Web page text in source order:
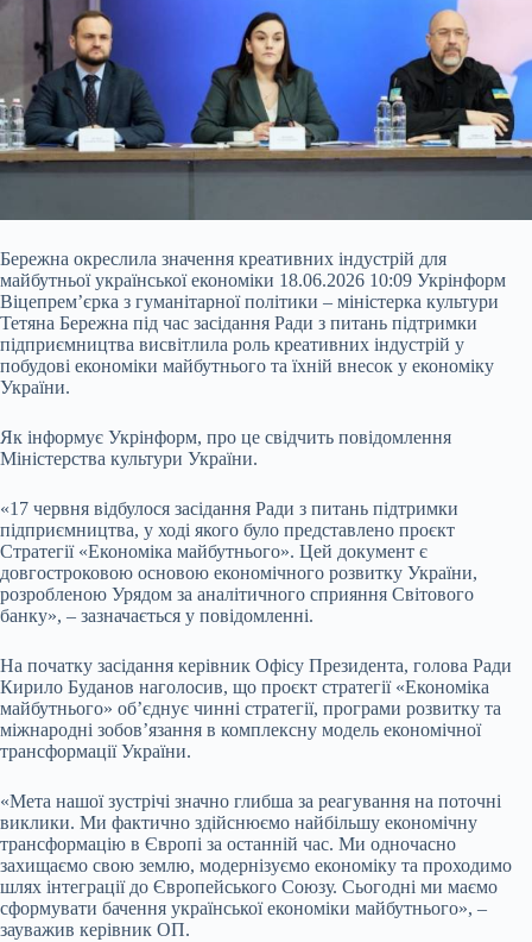
Бережна окреслила значення креативних індустрій для
майбутньої української економіки 18.06.2026 10:09 Укрінформ
Віцепрем’єрка з гуманітарної політики – міністерка культури
Тетяна Бережна під час засідання Ради з питань підтримки
підприємництва висвітлила роль креативних індустрій у
побудові економіки майбутнього та їхній внесок у економіку
України.
Як інформує Укрінформ, про це свідчить повідомлення
Міністерства культури України.
«17 червня відбулося засідання Ради з питань підтримки
підприємництва, у ході якого було представлено проєкт
Стратегії «Економіка майбутнього». Цей документ є
довгостроковою основою економічного розвитку України,
розробленою Урядом за аналітичного сприяння Світового
банку», – зазначається у повідомленні.
На початку засідання керівник Офісу Президента, голова Ради
Кирило Буданов наголосив, що проєкт стратегії «Економіка
майбутнього» об’єднує чинні стратегії, програми розвитку та
міжнародні зобов’язання в комплексну модель економічної
трансформації України.
«Мета нашої зустрічі значно глибша за реагування на поточні
виклики. Ми фактично здійснюємо найбільшу економічну
трансформацію в Європі за останній час. Ми одночасно
захищаємо свою землю, модернізуємо економіку та проходимо
шлях інтеграції до Європейського Союзу. Сьогодні ми маємо
сформувати бачення української економіки майбутнього», –
зауважив керівник ОП.